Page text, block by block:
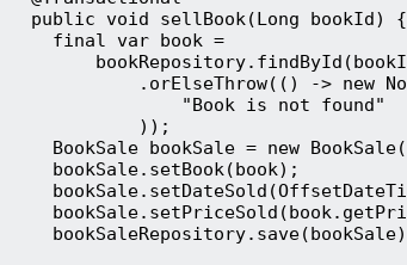
  public void sellBook(Long bookId) {
    final var book =
.orElseThrow(() -> new
                "Book is not found"
            ));
BookSale bookSale = new
    bookSale.setBook(book);